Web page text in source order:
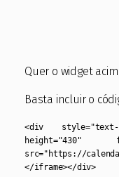
Quer o widget
Basta incluir o
<div style="text-
height="430"
src="https://
</iframe></div>